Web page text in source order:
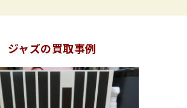
ジャズの買取事例